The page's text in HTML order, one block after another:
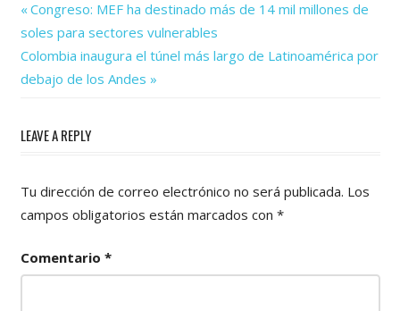
Navegación
de
entradas
Previous
Post:
Congreso: MEF ha destinado más de 14 mil millones de
soles para sectores vulnerables
Next
Post:
Colombia inaugura el túnel más largo de Latinoamérica por
debajo de los Andes
LEAVE A REPLY
Tu dirección de correo electrónico no será publicada. Los
campos obligatorios están marcados con *
Comentario *